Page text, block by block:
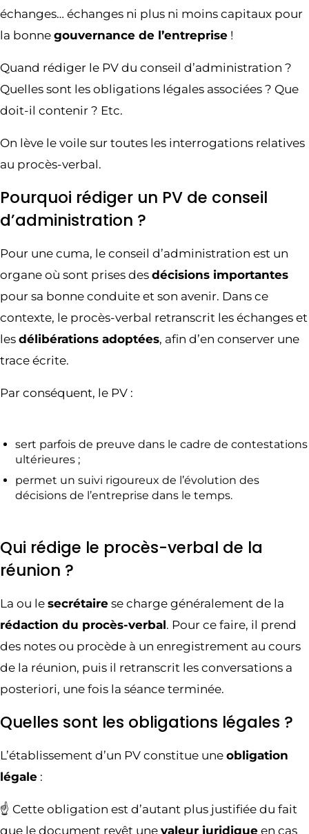
échanges… échanges ni plus ni moins capitaux pour
la bonne gouvernance de l’entreprise !
Quand rédiger le PV du conseil d’administration ?
Quelles sont les obligations légales associées ? Que
doit-il contenir ? Etc.
On lève le voile sur toutes les interrogations relatives
au procès-verbal.
Pourquoi rédiger un PV de conseil
d’administration ?
Pour une cuma, le conseil d’administration est un
organe où sont prises des décisions importantes
pour sa bonne conduite et son avenir. Dans ce
contexte, le procès-verbal retranscrit les échanges et
les délibérations adoptées, afin d’en conserver une
trace écrite.
Par conséquent, le PV :
sert parfois de preuve dans le cadre de contestations
ultérieures ;
permet un suivi rigoureux de l’évolution des
décisions de l’entreprise dans le temps.
Qui rédige le procès-verbal de la
réunion ?
La ou le secrétaire se charge généralement de la
rédaction du procès-verbal. Pour ce faire, il prend
des notes ou procède à un enregistrement au cours
de la réunion, puis il retranscrit les conversations a
posteriori, une fois la séance terminée.
Quelles sont les obligations légales ?
L’établissement d’un PV constitue une obligation
légale :
☝️ Cette obligation est d’autant plus justifiée du fait
que le document revêt une valeur juridique en cas